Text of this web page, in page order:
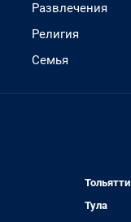
Развлечения
Религия
Семья
Тольятти
Тула